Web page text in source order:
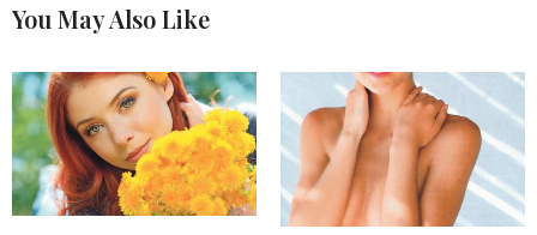
You May Also Like